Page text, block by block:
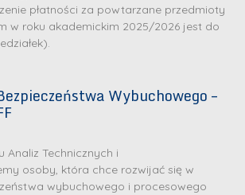
płatności za powtarzane przedmioty
w roku akademickim 2025/2026 jest do
Wybuchowego –
Analiz Technicznych i
osoby, która chce rozwijać się w
wybuchowego i procesowego